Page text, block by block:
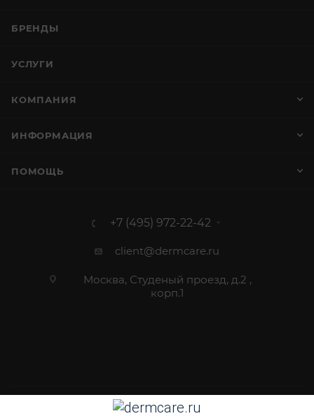
БРЕНДЫ
УСЛУГИ
КОМПАНИЯ
ИНФОРМАЦИЯ
ПОМОЩЬ
+7 (495) 972-22-42
client@dermcare.ru
Москва, Студеный проезд, д.2 ,
корп.1